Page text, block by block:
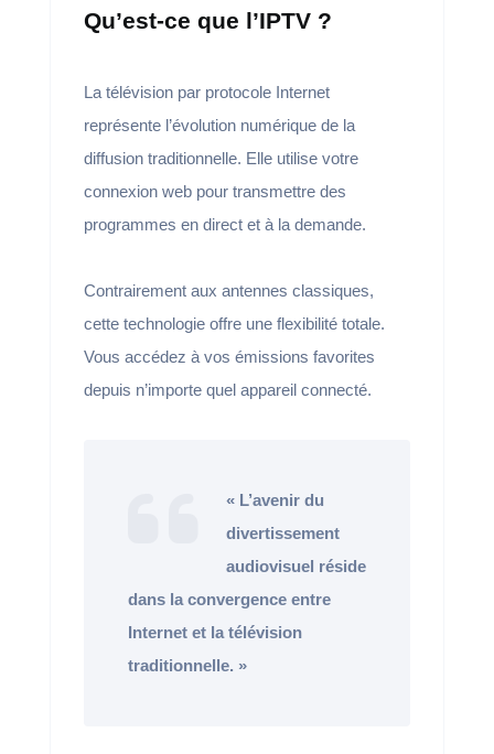
Qu’est-ce que l’IPTV ?
La télévision par protocole Internet
représente l’évolution numérique de la
diffusion traditionnelle. Elle utilise votre
connexion web pour transmettre des
programmes en direct et à la demande.
Contrairement aux antennes classiques,
cette technologie offre une flexibilité totale.
Vous accédez à vos émissions favorites
depuis n’importe quel appareil connecté.
« L’avenir du
divertissement
audiovisuel réside
dans la convergence entre
Internet et la télévision
traditionnelle. »